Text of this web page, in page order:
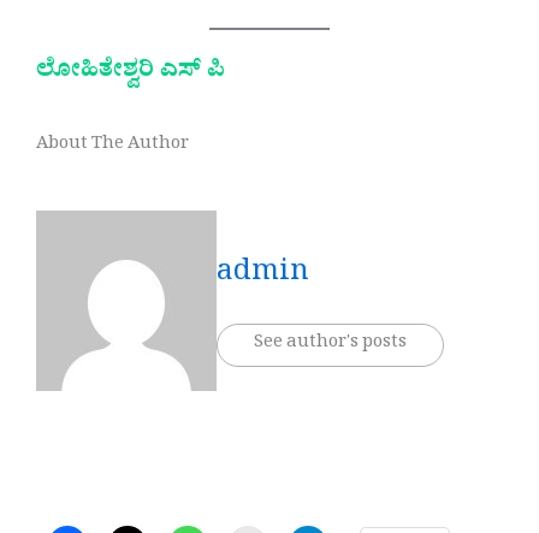
ಲೋಹಿತೇಶ್ವರಿ ಎಸ್ ಪಿ
About The Author
admin
See author's posts